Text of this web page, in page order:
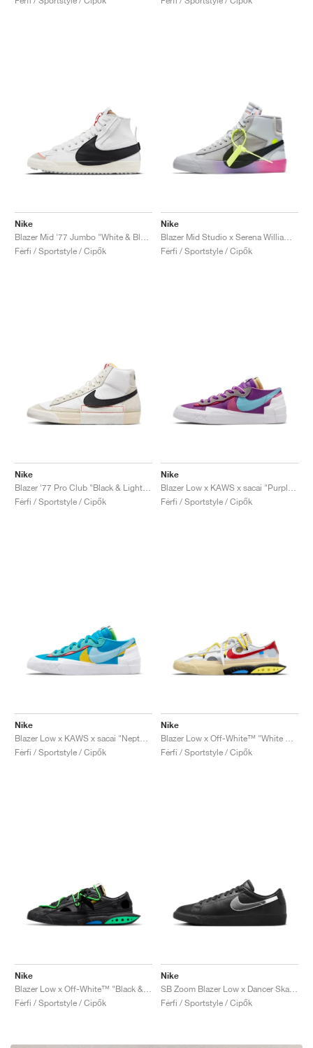
Nike
Férfi / Sportstyle / Cipők
Nike
Férfi / Sportstyle / Cipők
Nike
Férfi / Sportstyle / Cipők
Nike
Férfi / Sportstyle / Cipők
Nike
Férfi / Sportstyle / Cipők
Nike
Férfi / Sportstyle / Cipők
Nike
Férfi / Sportstyle / Cipők
Nike
Férfi / Sportstyle / Cipők